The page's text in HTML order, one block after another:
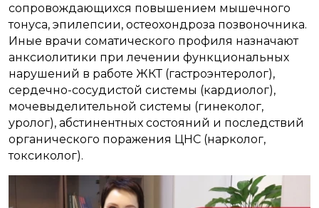
сопровождающихся повышением мышечного
тонуса, эпилепсии, остеохондроза позвоночника.
Иные врачи соматического профиля назначают
анксиолитики при лечении функциональных
нарушений в работе ЖКТ (гастроэнтеролог),
сердечно-сосудистой системы (кардиолог),
мочевыделительной системы (гинеколог,
уролог), абстинентных состояний и последствий
органического поражения ЦНС (нарколог,
токсиколог).